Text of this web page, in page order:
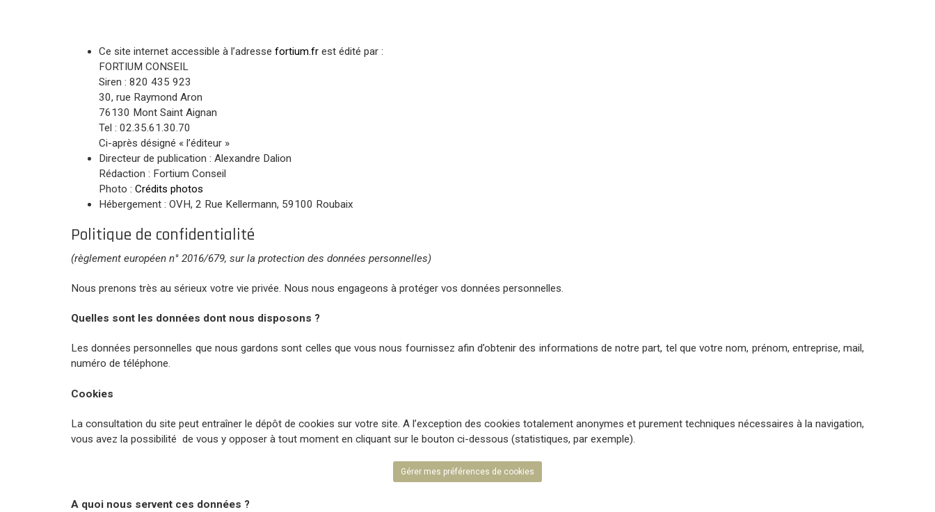
Ce site internet accessible à l’adresse fortium.fr est édité par :
FORTIUM CONSEIL
Siren : 820 435 923
30, rue Raymond Aron
76130 Mont Saint Aignan
Tel : 02.35.61.30.70
Ci-après désigné « l’éditeur »
Directeur de publication : Alexandre Dalion
Rédaction : Fortium Conseil
Photo : Crédits photos
Hébergement : OVH, 2 Rue Kellermann, 59100 Roubaix
Politique de confidentialité
(règlement européen n° 2016/679, sur la protection des données personnelles)
Nous prenons très au sérieux votre vie privée. Nous nous engageons à protéger vos données personnelles.
Quelles sont les données dont nous disposons ?
Les données personnelles que nous gardons sont celles que vous nous fournissez afin d’obtenir des informations de notre part, tel que votre nom, prénom, entreprise, mail,
numéro de téléphone.
Cookies
La consultation du site peut entraîner le dépôt de cookies sur votre site. A l’exception des cookies totalement anonymes et purement techniques nécessaires à la navigation,
vous avez la possibilité de vous y opposer à tout moment en cliquant sur le bouton ci-dessous (statistiques, par exemple).
Gérer mes préférences de cookies
A quoi nous servent ces données ?